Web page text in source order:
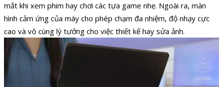
mắt khi xem phim hay chơi các tựa game nhẹ. Ngoài ra, màn
hình cảm ứng của máy cho phép chạm đa nhiệm, độ nhạy cực
cao và vô cùng lý tưởng cho việc thiết kế hay sửa ảnh.